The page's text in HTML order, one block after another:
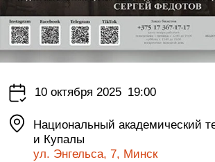
10 октября 2025 19:00
Национальный академический
и Купалы
ул. Энгельса, 7, Минск